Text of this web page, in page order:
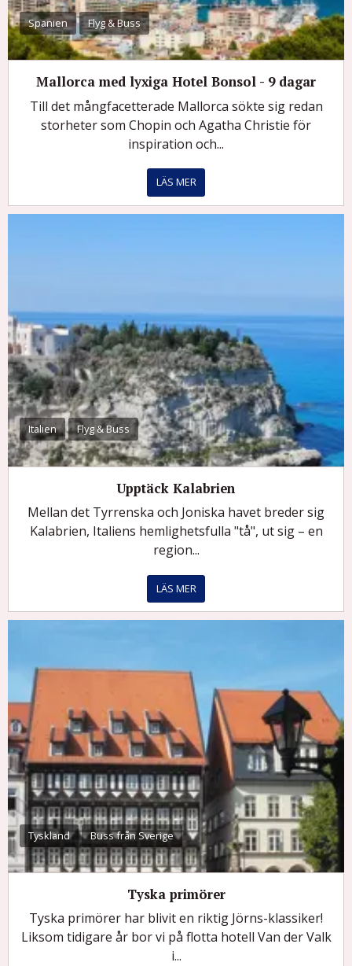
Spanien Flyg & Buss
Mallorca med lyxiga Hotel Bonsol - 9 dagar
Till det mångfacetterade Mallorca sökte sig redan
storheter som Chopin och Agatha Christie för
inspiration och...
LÄS MER
Italien Flyg & Buss
Upptäck Kalabrien
Mellan det Tyrrenska och Joniska havet breder sig
Kalabrien, Italiens hemlighetsfulla "tå", ut sig – en
region...
LÄS MER
Tyskland Buss från Sverige
Tyska primörer
Tyska primörer har blivit en riktig Jörns-klassiker!
Liksom tidigare år bor vi på flotta hotell Van der Valk
i...